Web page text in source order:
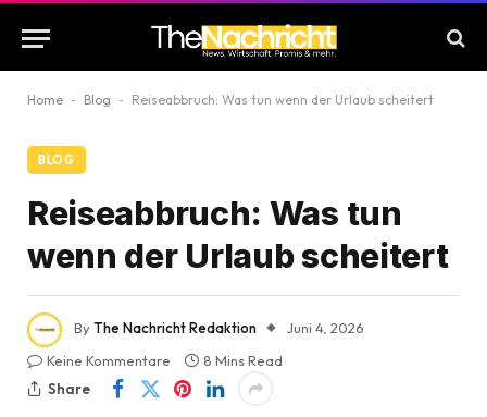
Home - Blog - Reiseabbruch: Was tun wenn der Urlaub scheitert
BLOG
Reiseabbruch: Was tun
wenn der Urlaub scheitert
ByThe Nachricht Redaktion
Juni 4, 2026
Keine Kommentare
8 Mins Read
Share